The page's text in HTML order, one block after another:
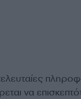
να